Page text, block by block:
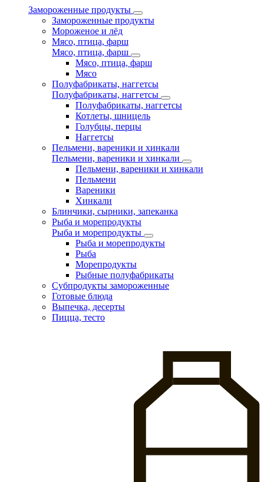
Замороженные продукты
Замороженные продукты
Мороженое и лёд
Мясо, птица, фарш
Мясо, птица, фарш
Мясо, птица, фарш
Мясо
Полуфабрикаты, наггетсы
Полуфабрикаты, наггетсы
Полуфабрикаты, наггетсы
Котлеты, шницель
Голубцы, перцы
Наггетсы
Пельмени, вареники и хинкали
Пельмени, вареники и хинкали
Пельмени, вареники и хинкали
Пельмени
Вареники
Хинкали
Блинчики, сырники, запеканка
Рыба и морепродукты
Рыба и морепродукты
Рыба и морепродукты
Рыба
Морепродукты
Рыбные полуфабрикаты
Субпродукты замороженные
Готовые блюда
Выпечка, десерты
Пицца, тесто